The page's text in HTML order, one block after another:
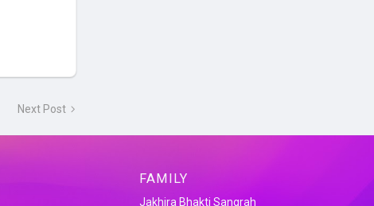
Next Post
FAMILY
Jakhira Bhakti Sangrah